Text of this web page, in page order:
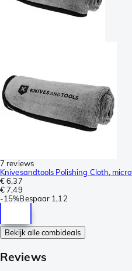
7 reviews
Knivesandtools Polishing Cloth,
€ 6,37
€ 7,49
-15%Bespaar 1,12
Bekijk alle combideals
Reviews